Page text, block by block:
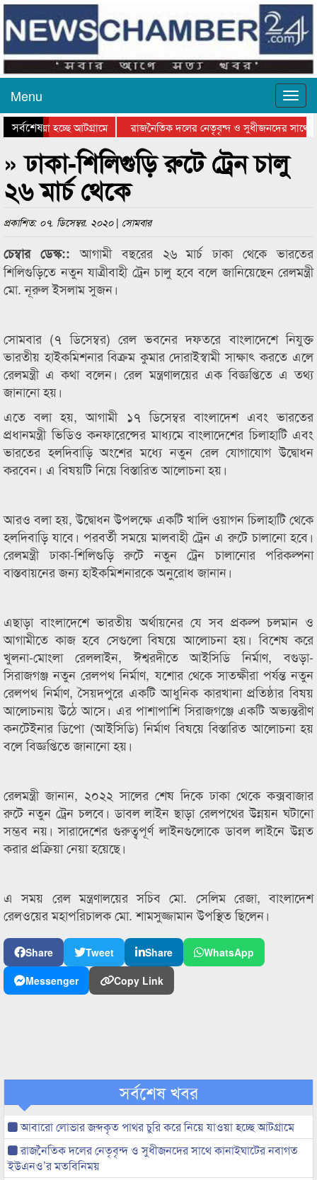
Menu
সর্বশেষ
যাওয়া হচ্ছে আটগ্রামে
রাজনৈতিক দলের নেতৃবৃন্দ ও সুধীজনদের সাথে
পুরস্কার বিতরণ সম্পন্ন
সিলেটে বাংলাদেশ গ্রুপ থিয়েটার ফেডারেশানের
» ঢাকা-শিলিগুড়ি রুটে ট্রেন চালু
২৬ মার্চ থেকে
প্রকাশিত: ০৭. ডিসেম্বর. ২০২০ | সোমবার
চেম্বার ডেস্ক::আগামী বছরের ২৬ মার্চ ঢাকা থেকে ভারতের
শিলিগুড়িতে নতুন যাত্রীবাহী ট্রেন চালু হবে বলে জানিয়েছেন রেলমন্ত্রী
মো. নূরুল ইসলাম সুজন।
সোমবার (৭ ডিসেম্বর) রেল ভবনের দফতরে বাংলাদেশে নিযুক্ত
ভারতীয় হাইকমিশনার বিক্রম কুমার দোরাইস্বামী সাক্ষাৎ করতে এলে
রেলমন্ত্রী এ কথা বলেন। রেল মন্ত্রণালয়ের এক বিজ্ঞপ্তিতে এ তথ্য
জানানো হয়।
এতে বলা হয়, আগামী ১৭ ডিসেম্বর বাংলাদেশ এবং ভারতের
প্রধানমন্ত্রী ভিডিও কনফারেন্সের মাধ্যমে বাংলাদেশের চিলাহাটি এবং
ভারতের হলদিবাড়ি অংশের মধ্যে নতুন রেল যোগাযোগ উদ্বোধন
করবেন। এ বিষয়টি নিয়ে বিস্তারিত আলোচনা হয়।
আরও বলা হয়, উদ্বোধন উপলক্ষে একটি খালি ওয়াগন চিলাহাটি থেকে
হলদিবাড়ি যাবে। পরবর্তী সময়ে মালবাহী ট্রেন এ রুটে চালানো হবে।
রেলমন্ত্রী ঢাকা-শিলিগুড়ি রুটে নতুন ট্রেন চালানোর পরিকল্পনা
বাস্তবায়নের জন্য হাইকমিশনারকে অনুরোধ জানান।
এছাড়া বাংলাদেশে ভারতীয় অর্থায়নের যে সব প্রকল্প চলমান ও
আগামীতে কাজ হবে সেগুলো বিষয়ে আলোচনা হয়। বিশেষ করে
খুলনা-মোংলা রেললাইন, ঈশ্বরদীতে আইসিডি নির্মাণ, বগুড়া-
সিরাজগঞ্জ নতুন রেলপথ নির্মাণ, যশোর থেকে সাতক্ষীরা পর্যন্ত নতুন
রেলপথ নির্মাণ, সৈয়দপুরে একটি আধুনিক কারখানা প্রতিষ্ঠার বিষয়
আলোচনায় উঠে আসে। এর পাশাপাশি সিরাজগঞ্জে একটি অভ্যন্তরীণ
কনটেইনার ডিপো (আইসিডি) নির্মাণ বিষয়ে বিস্তারিত আলোচনা হয়
বলে বিজ্ঞপ্তিতে জানানো হয়।
রেলমন্ত্রী জানান, ২০২২ সালের শেষ দিকে ঢাকা থেকে কক্সবাজার
রুটে নতুন ট্রেন চলবে। ডাবল লাইন ছাড়া রেলপথের উন্নয়ন ঘটানো
সম্ভব নয়। সারাদেশের গুরুত্বপূর্ণ লাইনগুলোকে ডাবল লাইনে উন্নত
করার প্রক্রিয়া নেয়া হয়েছে।
এ সময় রেল মন্ত্রণালয়ের সচিব মো. সেলিম রেজা, বাংলাদেশ
রেলওয়ের মহাপরিচালক মো. শামসুজ্জামান উপস্থিত ছিলেন।
Share Tweet Share
WhatsApp
Messenger
Copy Link
সর্বশেষ খবর
আবারো লোভার জব্দকৃত পাথর চুরি করে নিয়ে যাওয়া হচ্ছে আটগ্রামে
রাজনৈতিক দলের নেতৃবৃন্দ ও সুধীজনদের সাথে কানাইঘাটের নবাগত
ইউএনও’র মতবিনিময়